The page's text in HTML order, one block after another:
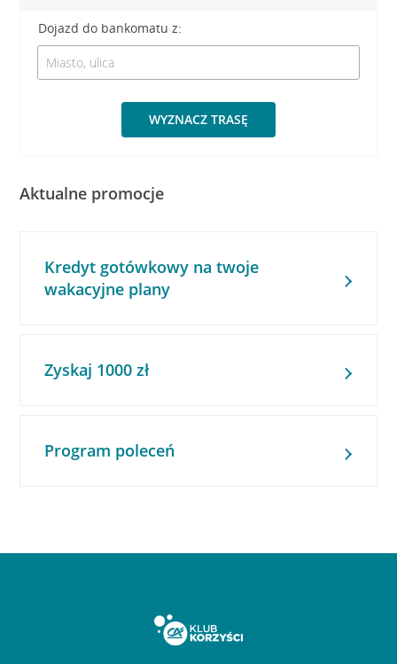
Dojazd do bankomatu z:
WYZNACZ TRASĘ
Aktualne promocje
Kredyt gotówkowy na twoje
wakacyjne plany
Zyskaj 1000 zł
Program poleceń